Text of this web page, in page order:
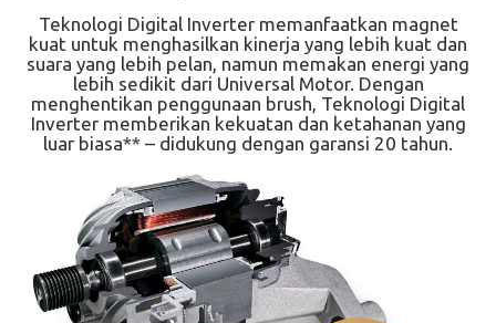
Teknologi Digital Inverter memanfaatkan magnet
kuat untuk menghasilkan kinerja yang lebih kuat dan
suara yang lebih pelan, namun memakan energi yang
lebih sedikit dari Universal Motor. Dengan
menghentikan penggunaan brush, Teknologi Digital
Inverter memberikan kekuatan dan ketahanan yang
luar biasa** – didukung dengan garansi 20 tahun.